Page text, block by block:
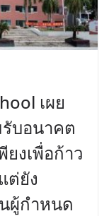
เผย
บอนาคต
ยงเพื่อก้าว
ต่ยัง
ผู้กำหนด